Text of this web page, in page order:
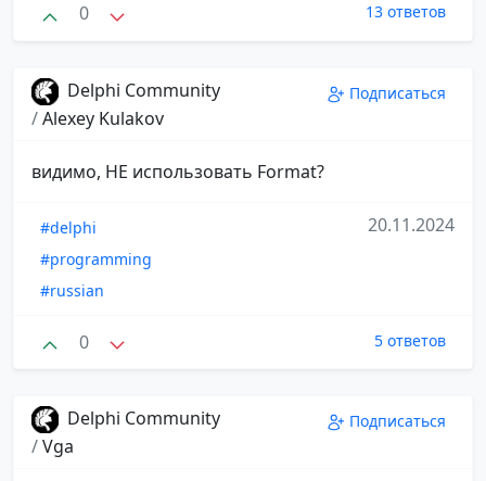
0 13 ответов
Delphi Community
/Alexey Kulakov
Подписаться
видимо, НЕ использовать Format?
#delphi
#programming
#russian
20.11.2024
0 5 ответов
Delphi Community
/Vga
Подписаться